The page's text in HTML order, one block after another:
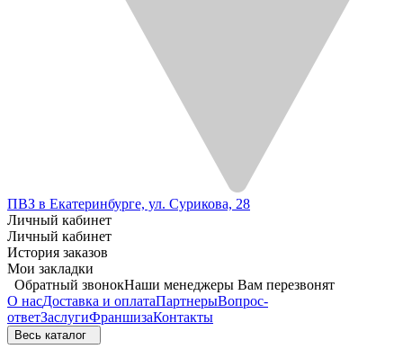
ПВЗ в Екатеринбурге, ул. Сурикова, 28
Личный кабинет
Личный кабинет
История заказов
Мои закладки
Обратный звонокНаши менеджеры Вам перезвонят
О насДоставка и оплатаПартнерыВопрос-
ответЗаслугиФраншизаКонтакты
Весь каталог